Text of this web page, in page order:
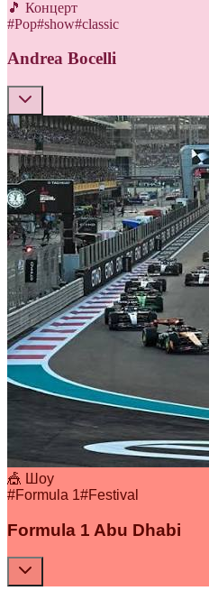
🎵 Концерт
#Pop#show#classic
Andrea Bocelli
🎪 Шоу
#Formula 1#Festival
Formula 1 Abu Dhabi